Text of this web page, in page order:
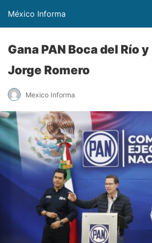
México Informa
Gana PAN Boca del Río
Jorge Romero
Mexico Informa